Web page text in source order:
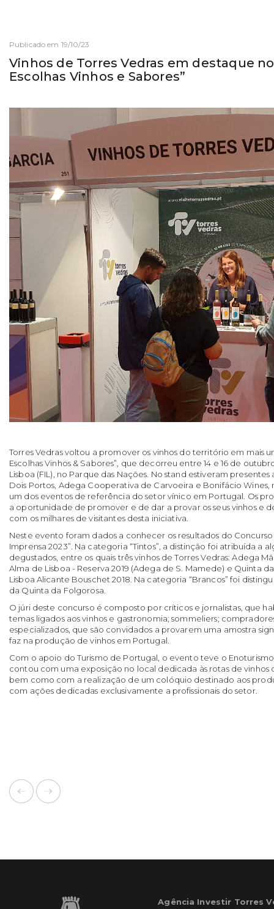
Publicado em 19/10/23
Vinhos de Torres Vedras em destaque
Escolhas Vinhos e Sabores”
Torres Vedras voltou a promover os vinhos do território em mais
Escolhas Vinhos & Sabores”, que decorreu entre 14 e 16 de
Lisboa (FIL), no Parque das Nações. No stand estiveram
Dois Portos, Adega Cooperativa de Carvoeira e Bonifácio
um dos eventos de referência do setor vínico em Portugal. Os
a oportunidade de promover e de dar a provar os seus vinhos e
com os milhares de visitantes desta iniciativa.
Neste evento foram dados a conhecer os resultados do Concurso
Imprensa 2023”. Na categoria “Tintos”, a distinção foi atribuída a
degustados, entre os quais três vinhos de Torres Vedras: Adega
Alma de Lisboa - Reserva 2019 (Adega de S. Mamede) e Quinta
Lisboa Alicante Bouschet 2018. Na categoria “Brancos” foi
da Quinta da Folgorosa.
O júri deste concurso é composto por críticos e jornalistas, que
temas ligados aos vinhos e gastronomia; sommeliers;
especializados, que são convidados a provarem uma amostra
faz na produção de vinhos em Portugal.
Com o apoio do Turismo de Portugal, o evento teve o
contou com uma exposição no local dedicada às rotas de vinhos
bem como com a realização de um colóquio destinado aos
com ações dedicadas exclusivamente a profissionais do setor.
Agência Investir Torres